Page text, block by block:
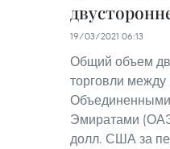
19/03/2021 06:13
Общий объем
торговли
Эмиратами
долл. США за